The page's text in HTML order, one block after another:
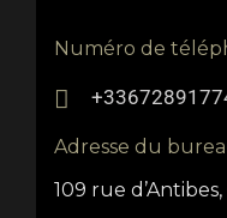
Numéro de
Adresse du
109 rue